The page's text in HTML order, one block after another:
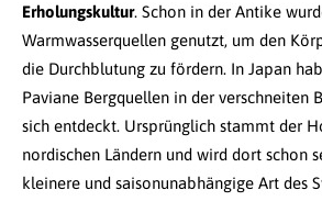
Erholungskultur. Schon in der Antike
Warmwasserquellen genutzt, um den
die Durchblutung zu fördern. In Japan
Paviane Bergquellen in der verschneiten
sich entdeckt. Ursprünglich stammt der
nordischen Ländern und wird dort schon
kleinere und saisonunabhängige Art des